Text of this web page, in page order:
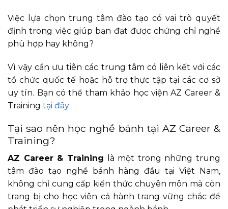
Việc lựa chọn trung tâm đào tạo có vai trò quyết
định trong việc giúp bạn đạt được chứng chỉ nghề
phù hợp hay không?
Vì vậy cần ưu tiên các trung tâm có liên kết với các
tổ chức quốc tế hoặc hỗ trợ thực tập tại các cơ sở
uy tín. Bạn có thể tham khảo học viện AZ Career &
Training tại đây
Tại sao nên học nghề bánh tại AZ Career &
Training?
AZ Career & Training là một trong những trung
tâm đào tạo nghề bánh hàng đầu tại Việt Nam,
không chỉ cung cấp kiến thức chuyên môn mà còn
trang bị cho học viên cả hành trang vững chắc để